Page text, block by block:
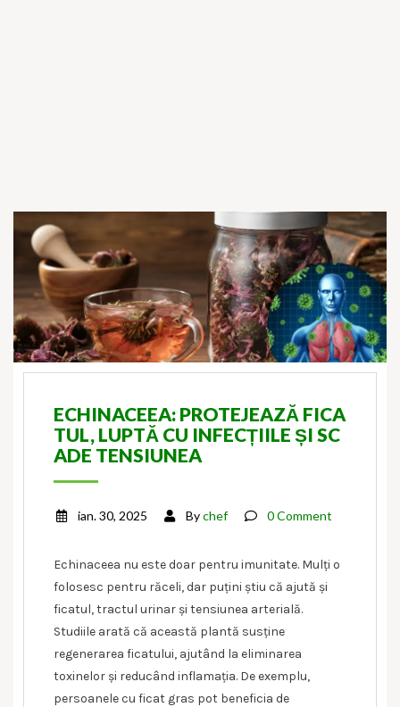
ECHINACEEA: PROTEJEAZĂ FICA
TUL, LUPTĂ CU INFECȚIILE ȘI SC
ADE TENSIUNEA
ian. 30, 2025 Bychef 0 Comment
Echinaceea nu este doar pentru imunitate. Mulți o
folosesc pentru răceli, dar puțini știu că ajută și
ficatul, tractul urinar și tensiunea arterială.
Studiile arată că această plantă susține
regenerarea ficatului, ajutând la eliminarea
toxinelor și reducând inflamația. De exemplu,
persoanele cu ficat gras pot beneficia de